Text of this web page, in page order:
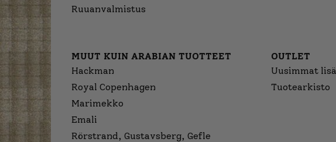
Ruuanvalmistus
MUUT KUIN ARABIAN TUOTTEET
Hackman
Royal Copenhagen
Marimekko
Emali
Rörstrand, Gustavsberg, Gefle
OUTLET
Uusimmat
Tuotearkisto